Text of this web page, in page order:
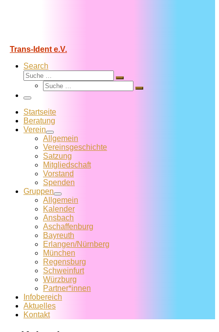
Trans-Ident e.V.
Search
Suche
Suche
Suche
Suche
Menü
Startseite
Beratung
Verein
Allgemein
Vereins­geschichte
Satzung
Mitglied­schaft
Vorstand
Spenden
Gruppen
Allgemein
Kalender
Ansbach
Aschaffenburg
Bayreuth
Erlangen/Nürnberg
München
Regensburg
Schweinfurt
Würzburg
Partner*innen
Infobereich
Aktuelles
Kontakt